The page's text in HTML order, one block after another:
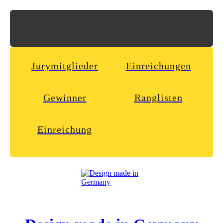
Jurymitglieder Einreichungen
Gewinner Ranglisten
Einreichung